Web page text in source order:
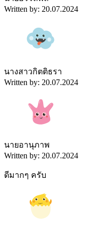
Written by: 20.07.2024
นางสาวกิตติธรา
Written by: 20.07.2024
นายอานุภาพ
Written by: 20.07.2024
ดีมากๆ ครับ